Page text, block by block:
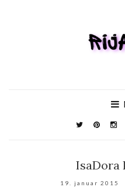
IsaDora
19. januar 2015